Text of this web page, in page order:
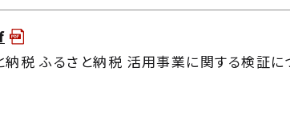
税 ふるさと納税 活用事業に関する検証